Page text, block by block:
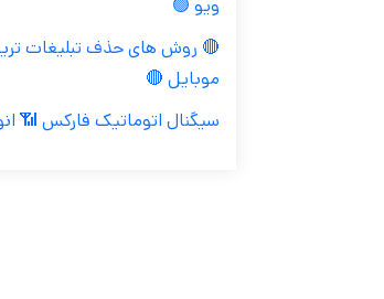
ویو 🟢
🔴 روش های حذف تبلیغات
موبایل 🔴
سیگنال اتوماتیک فارکس 📶